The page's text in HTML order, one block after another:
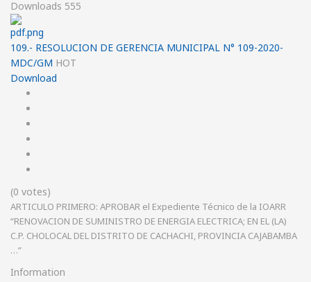
Downloads 555
109.- RESOLUCION DE GERENCIA MUNICIPAL N° 109-2020-
MDC/GM HOT
Download
(0 votes)
ARTICULO PRIMERO: APROBAR el Expediente Técnico de la IOARR
“RENOVACION DE SUMINISTRO DE ENERGIA ELECTRICA; EN EL (LA)
C.P. CHOLOCAL DEL DISTRITO DE CACHACHI, PROVINCIA CAJABAMBA
…”
Information